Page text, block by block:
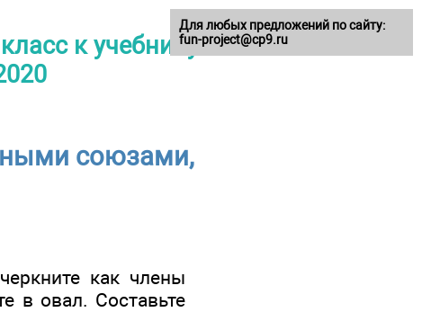
к учебнику
союзами,
как члены
в овал. Составьте
Для любых предложений по сайту:
fun-project@cp9.ru